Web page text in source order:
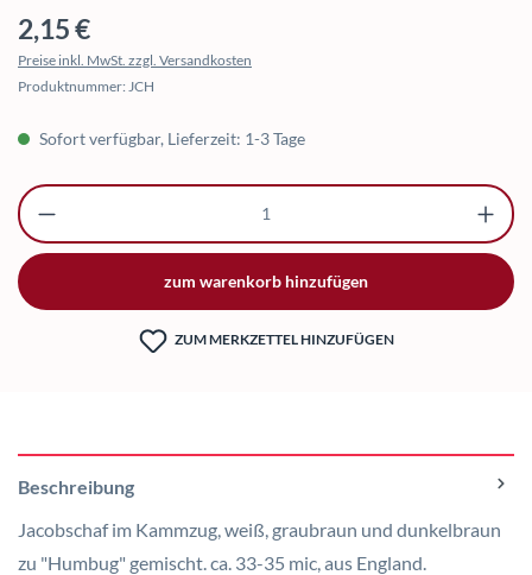
Regulärer Preis:
2,15 €
Preise inkl. MwSt. zzgl. Versandkosten
Produktnummer: JCH
Sofort verfügbar, Lieferzeit: 1-3 Tage
Produkt Anzahl: Gib den gewünschten Wert
zum warenkorb hinzufügen
ZUM MERKZETTEL HINZUFÜGEN
Beschreibung
Jacobschaf im Kammzug, weiß, graubraun und dunkelbraun
zu "Humbug" gemischt. ca. 33-35 mic, aus England.